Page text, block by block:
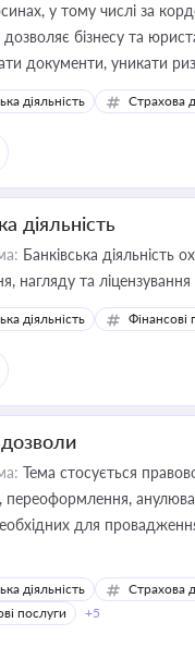
у тому числі за
дозволяє бізнесу та
документи, уникати
їх належне прийняття
діяльність Страхова
діяльність
Банківська діяльність
нагляду та
діяльність Фінансові
дозволи
Тема стосується
для
діяльність
Страхова
послуги
+5